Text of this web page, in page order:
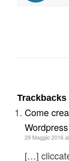
Come
Wordpress
29 Maggio 2016
[…]